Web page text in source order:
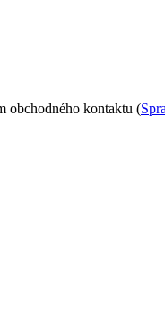
obchodného kontaktu (